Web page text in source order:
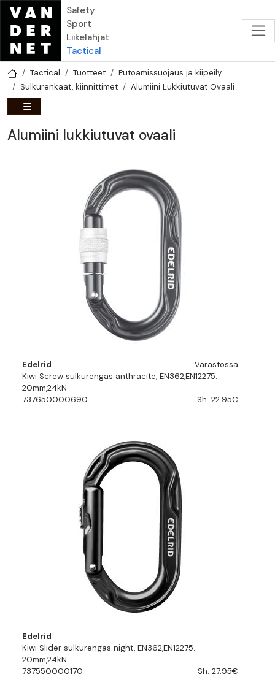
Hyppää pääsisältöön
Safety
Sport
Liikelahjat
Tactical
Tactical Tuotteet
Putoamissuojaus ja kiipeily
Sulkurenkaat, kiinnittimet
Alumiini Lukkiutuvat Ovaali
Alumiini lukkiutuvat ovaali
Edelrid
Varastossa
Kiwi Screw sulkurengas anthracite, EN362,EN12275.
20mm,24kN
737650000690
Sh. 22.95€
Edelrid
Kiwi Slider sulkurengas night, EN362,EN12275.
20mm,24kN
737550000170
Sh. 27.95€